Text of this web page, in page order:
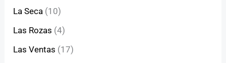
La Seca (10)
Las Rozas (4)
Las Ventas (17)